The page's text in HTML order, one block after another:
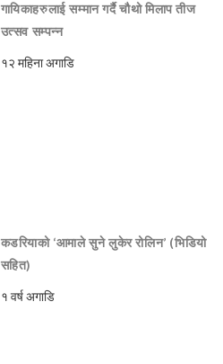
गायिकाहरुलाई सम्मान गर्दै चौथो मिलाप तीज
उत्सव सम्पन्न
१२ महिना अगाडि
कडरियाको ‘आमाले सुने लुकेर रोलिन’ (भिडियो
सहित)
१ वर्ष अगाडि